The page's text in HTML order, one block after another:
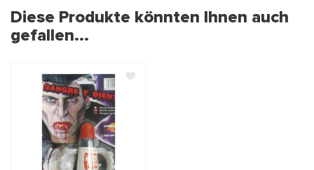
Diese Produkte könnten Ihnen auch
gefallen...